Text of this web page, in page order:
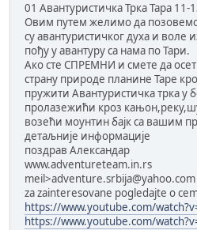
01 Aвантуристичка Трка Тара 11-
Овим путем желимо да позовемо
су авантуристичког духа и воле
пођу у авантуру са нама по Тари.
Ако сте СПРЕМНИ и смете да
страну природе планине Таре
пружити Авантуристичка трка у
пролазежићи кроз
возећи моунтин бајк са вашим
детаљније информације
поздрав Александар
www.adventureteam.in.rs
meil>adventure.srbija@yahoo.com
za zainteresovane pogledajte o
https://www.youtube.com/
https://www.youtube.com/